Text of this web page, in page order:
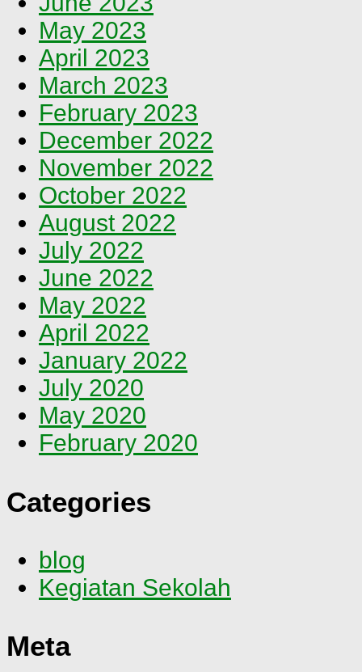
May 2023
April 2023
March 2023
February 2023
December 2022
November 2022
October 2022
August 2022
July 2022
June 2022
May 2022
April 2022
January 2022
July 2020
May 2020
February 2020
Categories
blog
Kegiatan Sekolah
Meta